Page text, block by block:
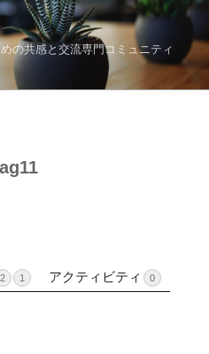
の共感と交流専門コミュニティ
2 1 アクティビティ 0